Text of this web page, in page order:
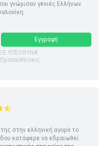
γνώρισαν γενιές Ελλήνων
Εγγραφή
ΥΠΕΥΘΥΝΑ
στην ελληνική αγορά το
κατάφερε να εδραιωθεί